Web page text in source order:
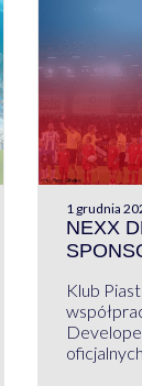
1 grudnia
NEXX
Klub